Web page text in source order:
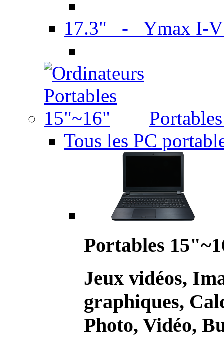
17.3" - Ymax I-
Tous les PC
Portables
Jeux vidéos,
graphiques,
Photo, Vidéo,